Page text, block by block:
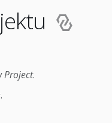
Project.
.